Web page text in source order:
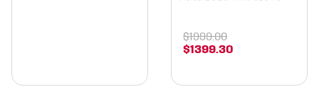
$1399.30
$1999.00